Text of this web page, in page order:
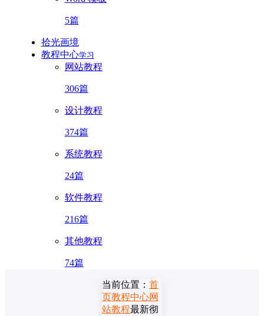
5篇
拾光画境
教程中心学习
网站教程
306篇
设计教程
374篇
系统教程
24篇
软件教程
216篇
其他教程
74篇
当前位置： 首
页教程中心网
站教程最新彻